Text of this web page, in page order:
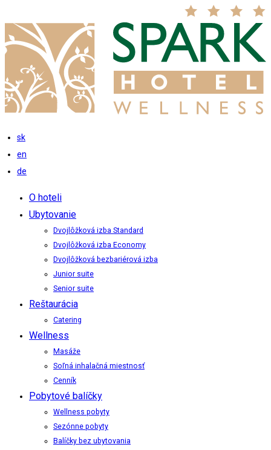
sk
en
de
O hoteli
Ubytovanie
Dvojlôžková izba Standard
Dvojlôžková izba Economy
Dvojlôžková bezbariérová izba
Junior suite
Senior suite
Reštaurácia
Catering
Wellness
Masáže
Soľná inhalačná miestnosť
Cenník
Pobytové balíčky
Wellness pobyty
Sezónne pobyty
Balíčky bez ubytovania